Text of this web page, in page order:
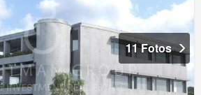
11 Fotos